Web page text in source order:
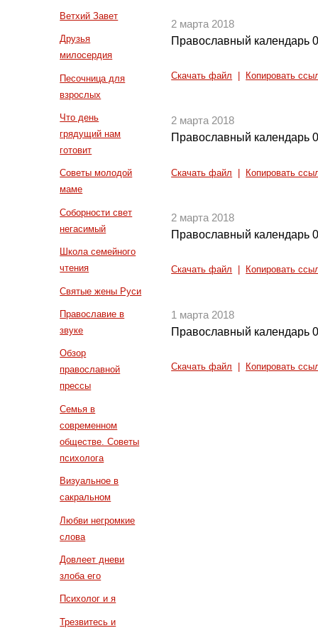
Ветхий Завет
Друзья
милосердия
Песочница для
взрослых
Что день
грядущий нам
готовит
Советы молодой
маме
Соборности свет
негасимый
Школа семейного
чтения
Святые жены Руси
Православие в
звуке
Обзор
православной
прессы
Семья в
современном
обществе. Советы
психолога
Визуальное в
сакральном
Любви негромкие
слова
Довлеет дневи
злоба его
Психолог и я
Трезвитесь и
2 марта 2018
Православный календарь
Скачать файл Копировать
2 марта 2018
Православный календарь
Скачать файл Копировать
2 марта 2018
Православный календарь
Скачать файл Копировать
1 марта 2018
Православный календарь
Скачать файл Копировать